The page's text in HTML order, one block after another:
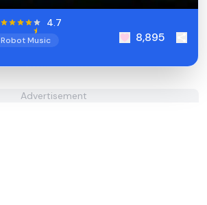
4.7
Robot Music
8,895
Advertisement